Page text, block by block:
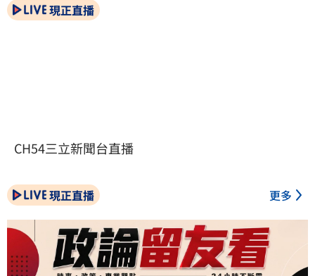
現正直播
CH54三立新聞台直播
現正直播 更多